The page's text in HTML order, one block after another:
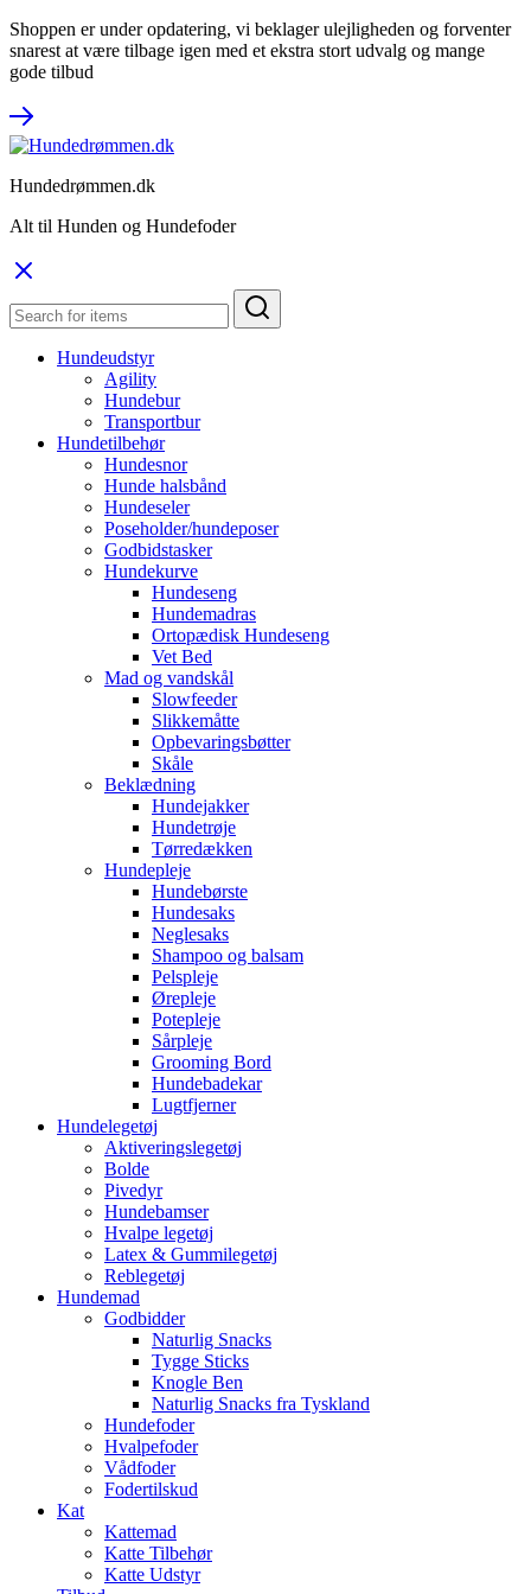
Shoppen er under opdatering, vi beklager ulejligheden og forventer
snarest at være tilbage igen med et ekstra stort udvalg og mange
gode tilbud
Hundedrømmen.dk
Alt til Hunden og Hundefoder
Hundeudstyr
Agility
Hundebur
Transportbur
Hundetilbehør
Hundesnor
Hunde halsbånd
Hundeseler
Poseholder/hundeposer
Godbidstasker
Hundekurve
Hundeseng
Hundemadras
Ortopædisk Hundeseng
Vet Bed
Mad og vandskål
Slowfeeder
Slikkemåtte
Opbevaringsbøtter
Skåle
Beklædning
Hundejakker
Hundetrøje
Tørredækken
Hundepleje
Hundebørste
Hundesaks
Neglesaks
Shampoo og balsam
Pelspleje
Ørepleje
Potepleje
Sårpleje
Grooming Bord
Hundebadekar
Lugtfjerner
Hundelegetøj
Aktiveringslegetøj
Bolde
Pivedyr
Hundebamser
Hvalpe legetøj
Latex & Gummilegetøj
Reblegetøj
Hundemad
Godbidder
Naturlig Snacks
Tygge Sticks
Knogle Ben
Naturlig Snacks fra Tyskland
Hundefoder
Hvalpefoder
Vådfoder
Fodertilskud
Kat
Kattemad
Katte Tilbehør
Katte Udstyr